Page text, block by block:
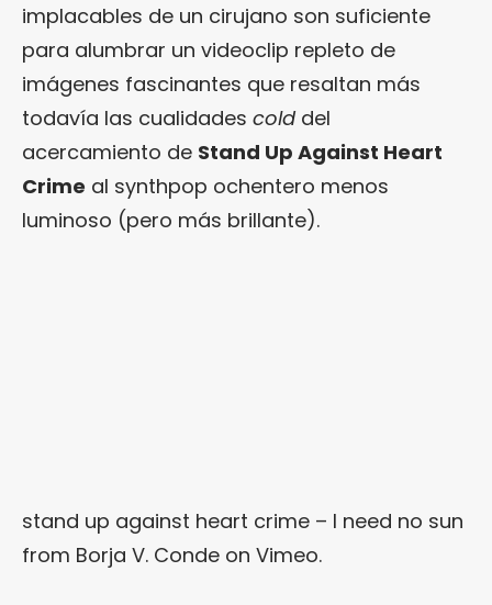
implacables de un cirujano son suficiente
para alumbrar un videoclip repleto de
imágenes fascinantes que resaltan más
todavía las cualidades colddel
acercamiento de Stand Up Against Heart
Crime al synthpop ochentero menos
luminoso (pero más brillante).
stand up against heart crime – I need no sun
from Borja V. Conde on Vimeo.